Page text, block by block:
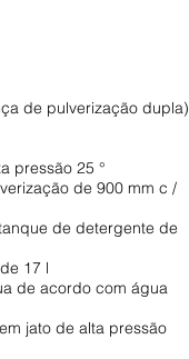
de pulverização dupla)
pressão 25 °
de 900 mm c /
de detergente de
17 l
de acordo com água
jato de alta pressão